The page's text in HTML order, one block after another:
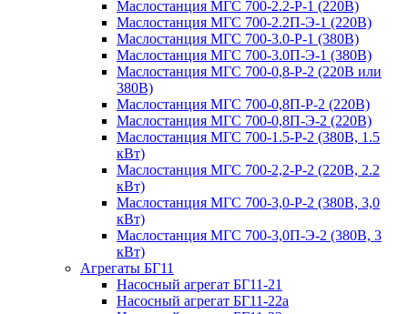
Маслостанция МГС 700-2.2-Р-1 (220В)
Маслостанция МГС 700-2.2П-Э-1 (220В)
Маслостанция МГС 700-3.0-Р-1 (380В)
Маслостанция МГС 700-3.0П-Э-1 (380В)
Маслостанция МГС 700-0,8-Р-2 (220В или
380В)
Маслостанция МГС 700-0,8П-Р-2 (220В)
Маслостанция МГС 700-0,8П-Э-2 (220В)
Маслостанция МГС 700-1.5-Р-2 (380В, 1.5
кВт)
Маслостанция МГС 700-2,2-Р-2 (220В, 2.2
кВт)
Маслостанция МГС 700-3,0-Р-2 (380В, 3,0
кВт)
Маслостанция МГС 700-3,0П-Э-2 (380В, 3
кВт)
Агрегаты БГ11
Насосный агрегат БГ11-21
Насосный агрегат БГ11-22а